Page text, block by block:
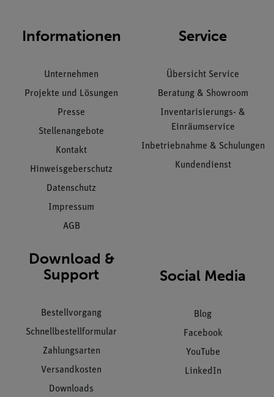
Informationen
Unternehmen
Projekte und Lösungen
Presse
Stellenangebote
Kontakt
Hinweisgeberschutz
Datenschutz
Impressum
AGB
Service
Übersicht Service
Beratung & Showroom
Inventarisierungs- &
Einräumservice
Inbetriebnahme & Schulungen
Kundendienst
Download &
Support
Bestellvorgang
Schnellbestellformular
Zahlungsarten
Versandkosten
Downloads
Social Media
Blog
Facebook
YouTube
LinkedIn